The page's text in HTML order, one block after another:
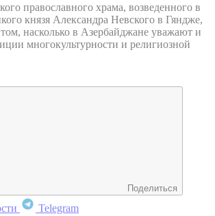
православного храма, возведенного в
князя Александра Невского в Гяндже,
том, насколько в Азербайджане уважают и
многокультурности и религиозной
Поделиться
Telegram